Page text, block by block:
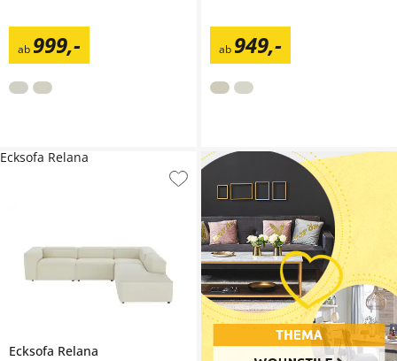
ab 999,- ab 949,-
Ecksofa Relana
Ecksofa Relana